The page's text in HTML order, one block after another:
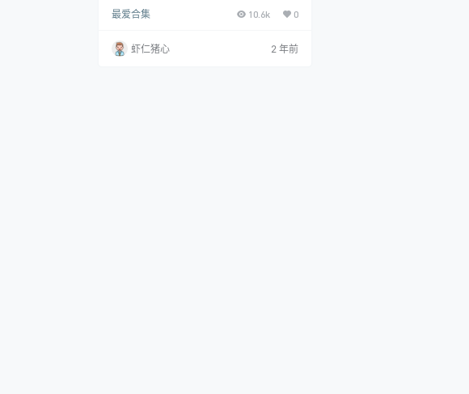
的微博账号是神沢永莉/@永莉要努力，同时
账户。她以清纯可爱的外貌和出色的才华吸
引了大量的粉丝。 魅力与才华 神沢永莉小
最爱合集 10.6k 0
虾仁猪心 2 年前